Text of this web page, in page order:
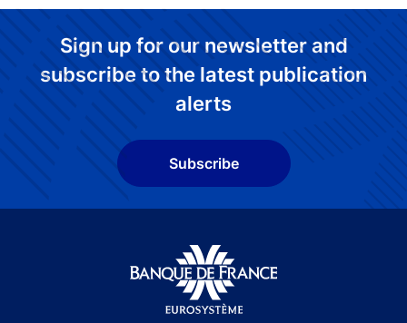
Sign up for our newsletter and
subscribe to the latest publication
alerts
Subscribe